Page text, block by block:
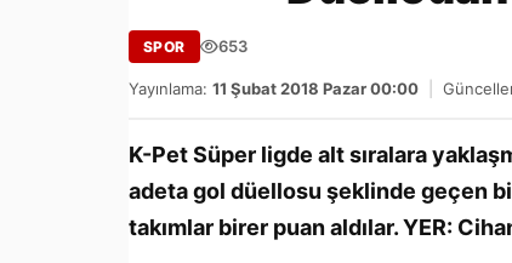
SPOR 653
Yayınlama: 11 Şubat 2018 Pazar 00:00
K-Pet Süper ligde alt sıralara
adeta gol düellosu şeklinde geçen
takımlar birer puan aldılar. YER: